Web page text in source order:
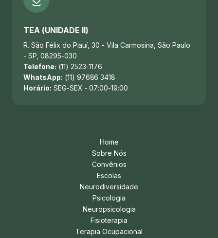
TEA (UNIDADE II)
R. São Félix do Piauí, 30 - Vila Carmosina, São Paulo
- SP, 08295-030
Telefone: (11) 2523-1176
WhatsApp: (11) 97686 3418
Horário: SEG-SEX - 07:00-19:00
Home
Sobre Nós
Convênios
Escolas
Neurodiversidade
Psicologia
Neuropsicologia
Fisioterapia
Terapia Ocupacional